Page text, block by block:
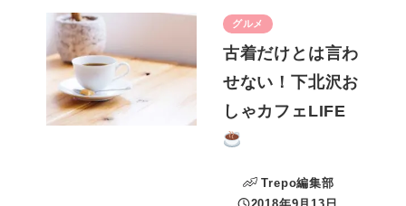
グルメ
古着だけとは言わ
せない！下北沢お
しゃカフェLIFE
Trepo編集部